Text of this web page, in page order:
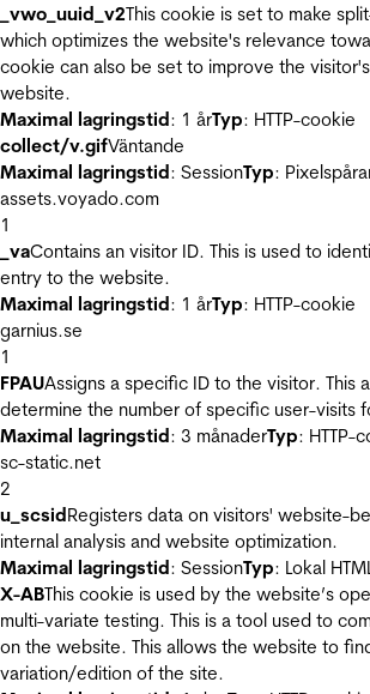
_vwo_uuid_v2This cookie is set to make
which optimizes the website's relevance
cookie can also be set to improve the
website.
Maximal lagringstid: 1 årTyp: HTTP-cookie
collect/v.gifVäntande
Maximal lagringstid: SessionTyp:
assets.voyado.com
1
_vaContains an visitor ID. This is used to
entry to the website.
Maximal lagringstid: 1 årTyp: HTTP-cookie
garnius.se
1
FPAUAssigns a specific ID to the visitor. This
determine the number of specific user-visits
Maximal lagringstid: 3 månaderTyp: HTTP-
sc-static.net
2
u_scsidRegisters data on visitors' website-
internal analysis and website optimization.
Maximal lagringstid: SessionTyp: Lokal
X-ABThis cookie is used by the website’s
multi-variate testing. This is a tool used to
on the website. This allows the website to
variation/edition of the site.